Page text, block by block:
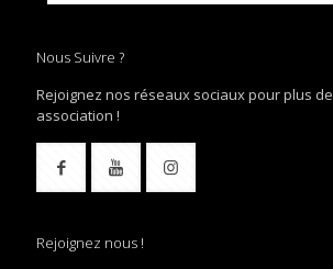
Nous Suivre ?
Rejoignez nos réseaux sociaux pour plus
association !
Rejoignez nous !